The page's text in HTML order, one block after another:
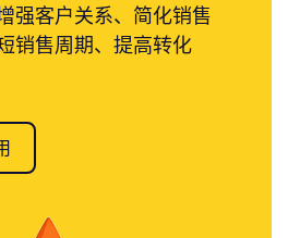
强客户关系、简化销售
销售周期、提高转化